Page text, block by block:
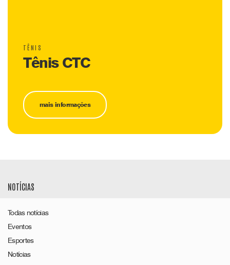
TÊNIS
Tênis CTC
mais informações
NOTÍCIAS
Todas notícias
Eventos
Esportes
Notícias